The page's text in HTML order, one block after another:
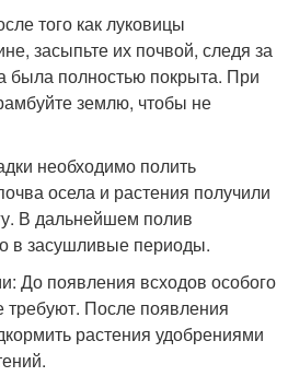
того как луковицы
засыпьте их почвой, следя за
была полностью покрыта. При
землю, чтобы не
необходимо полить
осела и растения получили
В дальнейшем полив
в засушливые периоды.
До появления всходов особого
требуют. После появления
растения удобрениями